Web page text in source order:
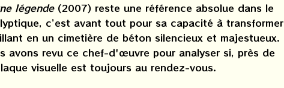
légende(2007) reste une référence absolue dans le
c’est avant tout pour sa capacité à transformer
en un cimetière de béton silencieux et majestueux.
avons revu ce chef-d'œuvre pour analyser si, près de
visuelle est toujours au rendez-vous.